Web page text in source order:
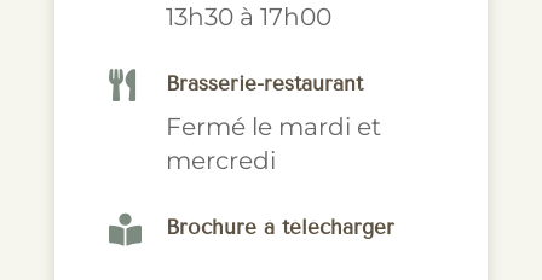
13h30 à 17h00
 Brasserie-restaurant
Fermé le mardi et
mercredi
 Brochure à télécharger